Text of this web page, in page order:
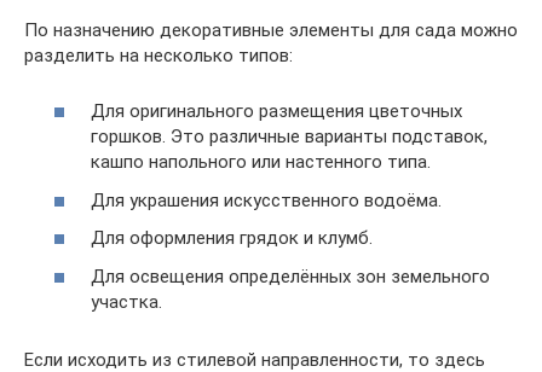
По назначению декоративные элементы для сада можно
разделить на несколько типов:
Для оригинального размещения цветочных
горшков. Это различные варианты подставок,
кашпо напольного или настенного типа.
Для украшения искусственного водоёма.
Для оформления грядок и клумб.
Для освещения определённых зон земельного
участка.
Если исходить из стилевой направленности, то здесь